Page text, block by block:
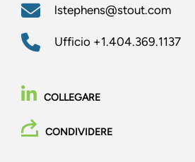
lstephens@stout.com
Ufficio +1.404.369.1137
COLLEGARE
CONDIVIDERE